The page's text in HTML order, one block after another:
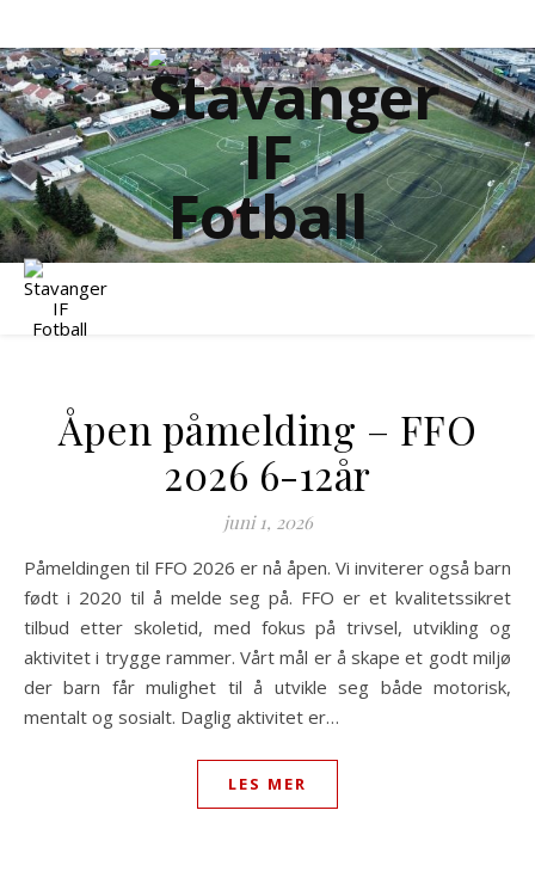
Åpen påmelding – FFO
2026 6-12år
juni 1, 2026
Påmeldingen til FFO 2026 er nå åpen. Vi inviterer også barn
født i 2020 til å melde seg på. FFO er et kvalitetssikret
tilbud etter skoletid, med fokus på trivsel, utvikling og
aktivitet i trygge rammer. Vårt mål er å skape et godt miljø
der barn får mulighet til å utvikle seg både motorisk,
mentalt og sosialt. Daglig aktivitet er…
LES MER